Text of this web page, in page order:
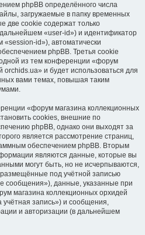
phpBB определённого числа
загружаемые в папку временных
две cookie содержат только
«user-id») и идентификатор
id»), автоматически
phpBB. Третья cookie
из тем конференции «форум
и будет использоваться для
вами темах, повышая таким
«форум магазина коллекционных
cookies, внешние по
phpBB, однако они выходят за
является рассмотрение страниц,
обеспечением phpBB. Вторым
являются данные, которые вы
могут быть, но не исчерпываются,
под учётной записью
сообщения»), данные, указанные при
магазина коллекционных орхидей
запись») и сообщения,
и авторизации (в дальнейшем